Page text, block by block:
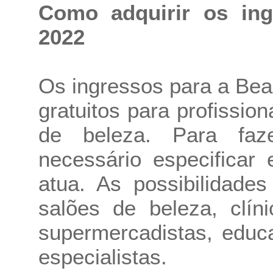
Como adquirir os
2022
Os ingressos para a
gratuitos para
de beleza. Para
necessário
atua. As
salões de beleza,
supermercadistas,
especialistas.